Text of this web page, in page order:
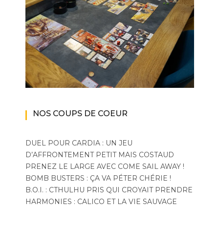
NOS COUPS DE COEUR
DUEL POUR CARDIA : UN JEU
D’AFFRONTEMENT PETIT MAIS COSTAUD
PRENEZ LE LARGE AVEC COME SAIL AWAY !
BOMB BUSTERS : ÇA VA PÉTER CHÉRIE !
B.O.I. : CTHULHU PRIS QUI CROYAIT PRENDRE
HARMONIES : CALICO ET LA VIE SAUVAGE